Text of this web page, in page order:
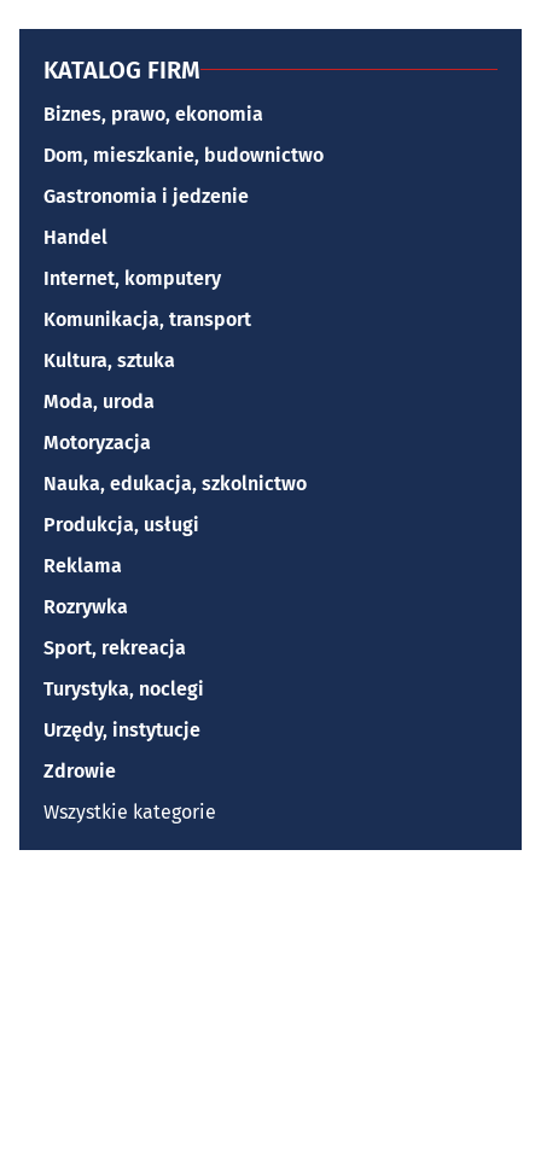
KATALOG FIRM
Biznes, prawo, ekonomia
Dom, mieszkanie, budownictwo
Gastronomia i jedzenie
Handel
Internet, komputery
Komunikacja, transport
Kultura, sztuka
Moda, uroda
Motoryzacja
Nauka, edukacja, szkolnictwo
Produkcja, usługi
Reklama
Rozrywka
Sport, rekreacja
Turystyka, noclegi
Urzędy, instytucje
Zdrowie
Wszystkie kategorie